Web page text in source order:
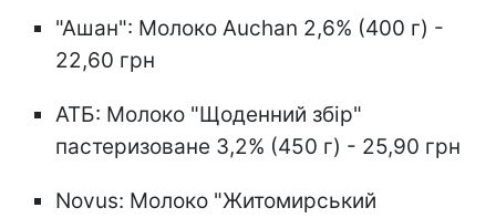
"Ашан": Молоко Auchan 2,6% (400 г) -
22,60 грн
АТБ: Молоко "Щоденний збір"
пастеризоване 3,2% (450 г) - 25,90 грн
Novus: Молоко "Житомирський